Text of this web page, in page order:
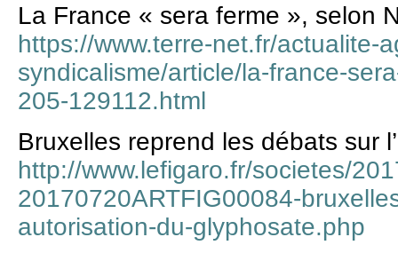
La France « sera ferme », selon
https://www.terre-net.fr/actualite-
syndicalisme/article/la-france-
205-129112.html
Bruxelles reprend les débats sur
http://www.lefigaro.fr/societes/
20170720ARTFIG00084-
autorisation-du-glyphosate.php